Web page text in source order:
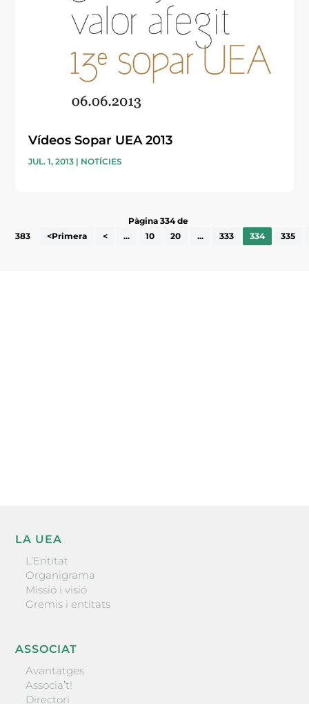
Vídeos Sopar UEA 2013
JUL. 1, 2013 | NOTÍCIES
Pàgina 334 de
383
<Primera < ... 10 20 ... 333 334 335
LA UEA
L’Entitat
Organigrama
Missió i visió
Gremis i entitats
ASSOCIAT
Avantatges
Associa’t!
Directori